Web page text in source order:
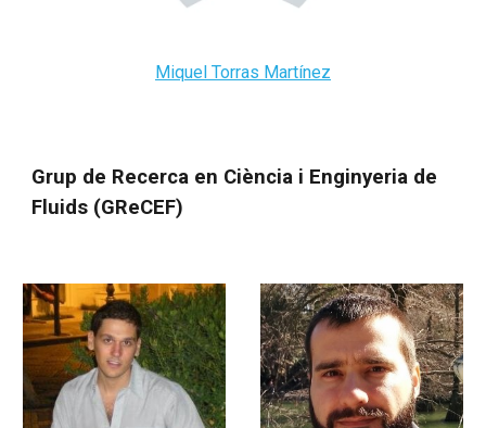
Miquel Torras Martínez
Grup de Recerca en Ciència i Enginyeria de
Fluids (GReCEF)